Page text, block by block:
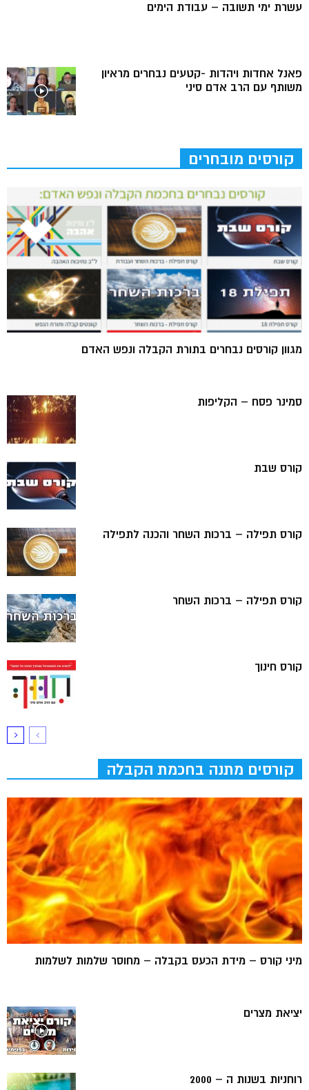
עשרת ימי תשובה – עבודת הימים
פאנל אחדות ויהדות -קטעים נבחרים מראיון
משותף עם הרב אדם סיני
קורסים מובחרים
מגוון קורסים נבחרים בתורת הקבלה ונפש האדם
סמינר פסח – הקליפות
קורס שבת
קורס תפילה – ברכות השחר והכנה לתפילה
קורס תפילה – ברכות השחר
קורס חינוך
קורסים מתנה בחכמת הקבלה
מיני קורס – מידת הכעס בקבלה – מחוסר שלמות לשלמות
יציאת מצרים
רוחניות בשנות ה – 2000